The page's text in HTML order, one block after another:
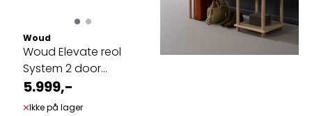
Woud
Woud Elevate reol
System 2 door
cabinet ...
5.999,-
Ikke på lager